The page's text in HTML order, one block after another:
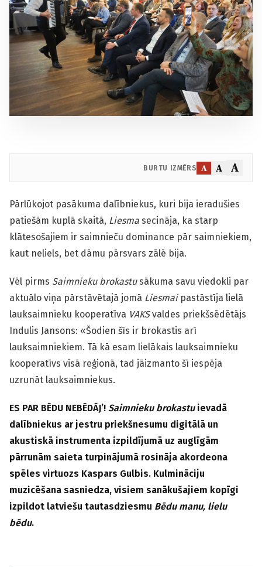
BURTU IZMĒRS A A A
Pārlūkojot pasākuma dalībniekus, kuri bija ieradušies
patiešām kuplā skaitā, Liesma secināja, ka starp
klātesošajiem ir saimnieču dominance pār saimniekiem,
kaut neliels, bet dāmu pārsvars zālē bija.
Vēl pirms Saimnieku brokastusākuma savu viedokli par
aktuālo viņa pārstāvētajā jomā Liesmaipastāstīja lielā
lauksaimnieku kooperatīva VAKSvaldes priekšsēdētājs
Indulis Jansons: «Šodien šīs ir brokastis arī
lauksaimniekiem. Tā kā esam lielākais lauksaimnieku
kooperatīvs visā reģionā, tad jāizmanto šī iespēja
uzrunāt lauksaimniekus.
ES PAR BĒDU NEBĒDĀJ’! Saimnieku brokastuievadā
dalībniekus ar jestru priekšnesumu digitālā un
akustiskā instrumenta izpildījumā uz auglīgām
pārrunām saieta turpinājumā rosināja akordeona
spēles virtuozs Kaspars Gulbis. Kulmināciju
muzicēšana sasniedza, visiem sanākušajiem kopīgi
izpildot latviešu tautasdziesmu Bēdu manu, lielu
bēdu.